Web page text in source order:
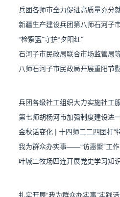
兵团各师市全力促进高质量充分
新疆生产建设兵团第八师石河子
“检察蓝”守护“夕阳红”
石河子市民政局联合市场监管局
八师石河子市民政局开展重阳节
兵团各级社工组织大力实施社工
第七师胡杨河市加强制度建设进
金秋话变化 | 十四师二二四团打“
我为群众办实事——“访惠聚”工
叶城二牧场四连开展党史学习知
扎实开展“我为群众办实事”实践